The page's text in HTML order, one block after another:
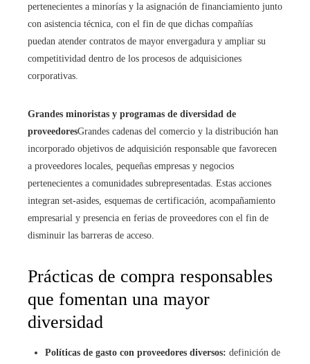
pertenecientes a minorías y la asignación de financiamiento junto
con asistencia técnica, con el fin de que dichas compañías
puedan atender contratos de mayor envergadura y ampliar su
competitividad dentro de los procesos de adquisiciones
corporativas.
Grandes minoristas y programas de diversidad de
proveedoresGrandes cadenas del comercio y la distribución han
incorporado objetivos de adquisición responsable que favorecen
a proveedores locales, pequeñas empresas y negocios
pertenecientes a comunidades subrepresentadas. Estas acciones
integran set-asides, esquemas de certificación, acompañamiento
empresarial y presencia en ferias de proveedores con el fin de
disminuir las barreras de acceso.
Prácticas de compra responsables
que fomentan una mayor
diversidad
Políticas de gasto con proveedores diversos: definición de